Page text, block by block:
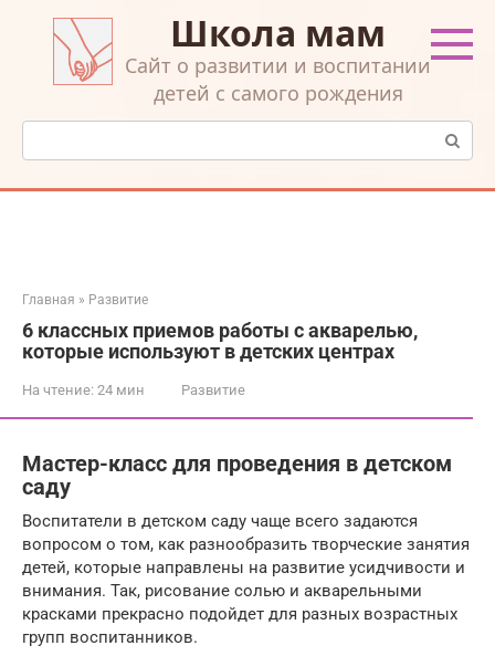
контенту
Школа мам
Cайт о развитии и воспитании
детей с самого рождения
Поиск:
Главная » Развитие
6 классных приемов работы с акварелью,
которые используют в детских центрах
На чтение: 24 мин Развитие
Мастер-класс для проведения в детском
саду
Воспитатели в детском саду чаще всего задаются
вопросом о том, как разнообразить творческие занятия
детей, которые направлены на развитие усидчивости и
внимания. Так, рисование солью и акварельными
красками прекрасно подойдет для разных возрастных
групп воспитанников.